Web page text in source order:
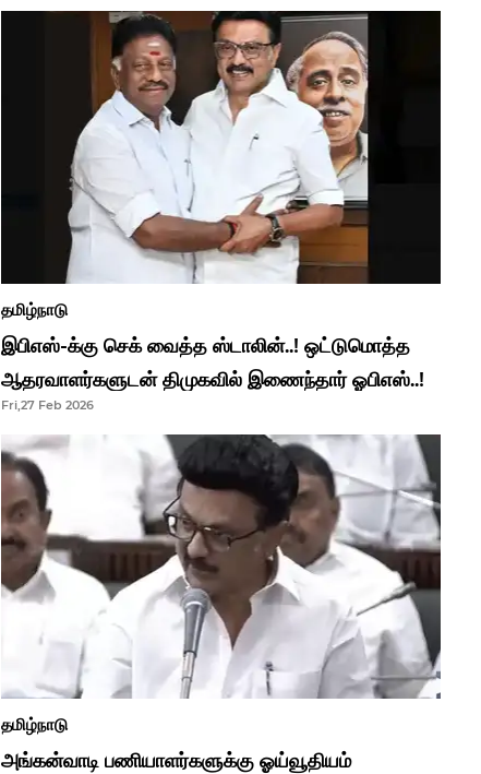
தமிழ்நாடு
இபிஎஸ்-க்கு செக் வைத்த ஸ்டாலின்..! ஒட்டுமொத்த
ஆதரவாளர்களுடன் திமுகவில் இணைந்தார் ஓபிஎஸ்..!
Fri,27 Feb 2026
தமிழ்நாடு
அங்கன்வாடி பணியாளர்களுக்கு ஓய்வூதியம்